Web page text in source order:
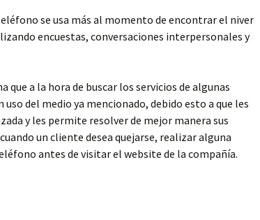
se usa más al momento de encontrar el niver
encuestas, conversaciones interpersonales y
a la hora de buscar los servicios de algunas
del medio ya mencionado, debido esto a que les
y les permite resolver de mejor manera sus
un cliente desea quejarse, realizar alguna
antes de visitar el website de la compañía.